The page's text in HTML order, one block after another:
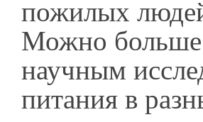
пожилых
Можно больше
научным
питания в